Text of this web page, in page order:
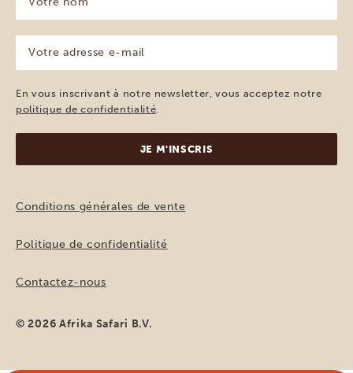
nom
(Nécessaire)
adresse
e-
mail
(Nécessaire)
En vous inscrivant à notre newsletter, vous acceptez notre
politique de confidentialité.
Conditions générales de vente
Politique de confidentialité
Contactez-nous
© 2026 Afrika Safari B.V.